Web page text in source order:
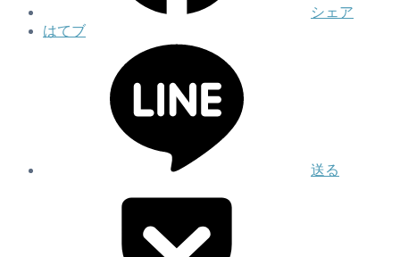
シェア
はてブ
送る